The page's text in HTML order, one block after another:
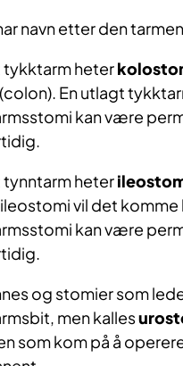
navn etter den
tykktarm heter
En utlagt
kan være
heter
ileostomi vil det
kan være
og stomier som
men kalles
som kom på å